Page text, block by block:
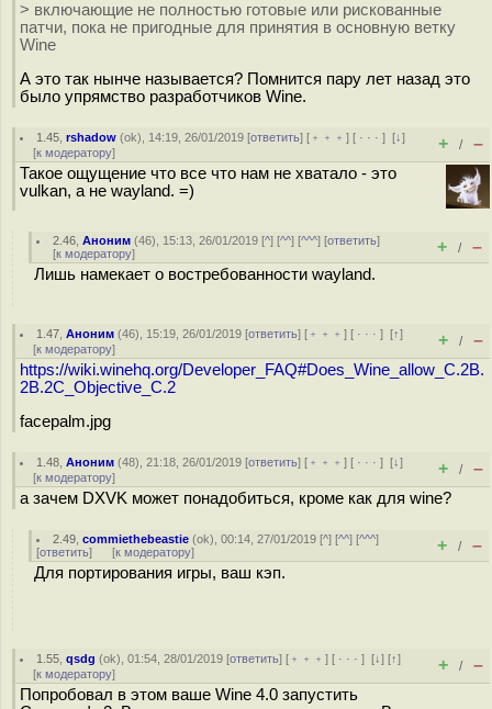
> включающие не полностью готовые или рискованные
патчи, пока не пригодные для принятия в основную ветку
Wine
А это так нынче называется? Помнится пару лет назад это
было упрямство разработчиков Wine.
1.45 ,rshadow (ok), 14:19, 26/01/2019 [ответить] [ ﹢﹢﹢] [ · · ·][↓]
[к модератору] + / –
Такое ощущение что все что нам не хватало - это
vulkan, а не wayland. =)
2.46 ,Аноним (46), 15:13, 26/01/2019 [^] [^^] [^^^] [ответить]
[к модератору] + / –
Лишь намекает о востребованности wayland.
1.47 ,Аноним (46), 15:19, 26/01/2019 [ответить] [ ﹢﹢﹢] [ · · ·][↑]
[к модератору] + / –
https://wiki.winehq.org/Developer_FAQ#Does_Wine_allow_C.2B.
2B.2C_Objective_C.2
facepalm.jpg
1.48 ,Аноним (48), 21:18, 26/01/2019 [ответить] [ ﹢﹢﹢] [ · · ·][↓]
[к модератору] + / –
а зачем DXVK может понадобиться, кроме как для wine?
2.49 ,commiethebeastie (ok), 00:14, 27/01/2019 [^] [^^] [^^^]
[ответить] [к модератору] + / –
Для портирования игры, ваш кэп.
1.55 ,qsdg (ok), 01:54, 28/01/2019 [ответить] [ ﹢﹢﹢] [ · · ·][↓] [↑]
[к модератору] + / –
Попробовал в этом ваше Wine 4.0 запустить